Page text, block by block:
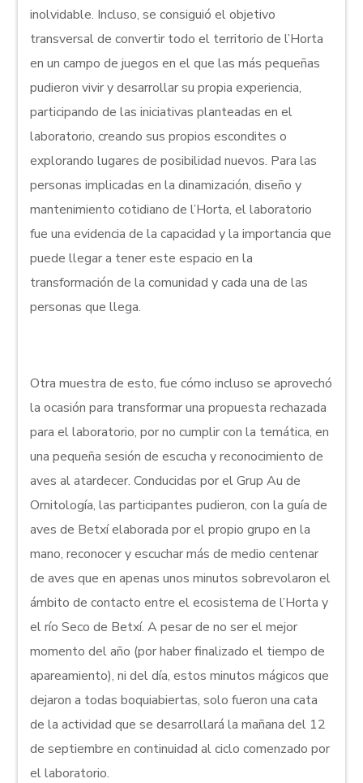
inolvidable. Incluso, se consiguió el objetivo
transversal de convertir todo el territorio de l’Horta
en un campo de juegos en el que las más pequeñas
pudieron vivir y desarrollar su propia experiencia,
participando de las iniciativas planteadas en el
laboratorio, creando sus propios escondites o
explorando lugares de posibilidad nuevos. Para las
personas implicadas en la dinamización, diseño y
mantenimiento cotidiano de l’Horta, el laboratorio
fue una evidencia de la capacidad y la importancia que
puede llegar a tener este espacio en la
transformación de la comunidad y cada una de las
personas que llega.
Otra muestra de esto, fue cómo incluso se aprovechó
la ocasión para transformar una propuesta rechazada
para el laboratorio, por no cumplir con la temática, en
una pequeña sesión de escucha y reconocimiento de
aves al atardecer. Conducidas por el Grup Au de
Ornitología, las participantes pudieron, con la guía de
aves de Betxí elaborada por el propio grupo en la
mano, reconocer y escuchar más de medio centenar
de aves que en apenas unos minutos sobrevolaron el
ámbito de contacto entre el ecosistema de l’Horta y
el río Seco de Betxí. A pesar de no ser el mejor
momento del año (por haber finalizado el tiempo de
apareamiento), ni del día, estos minutos mágicos que
dejaron a todas boquiabiertas, solo fueron una cata
de la actividad que se desarrollará la mañana del 12
de septiembre en continuidad al ciclo comenzado por
el laboratorio.